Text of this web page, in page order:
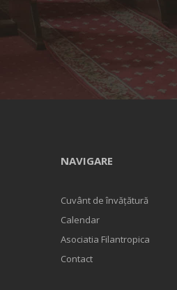
NAVIGARE
Cuvânt de învățătură
Calendar
Asociatia Filantropica
Contact